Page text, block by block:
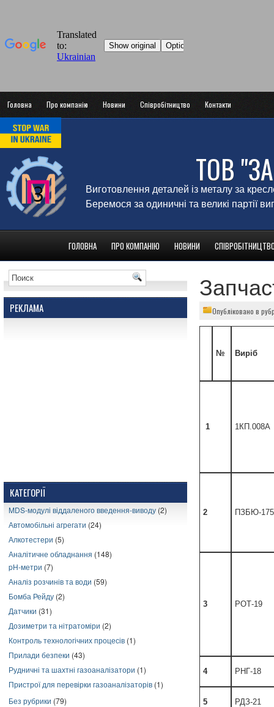
Головна Про компанію Новини Співробітництво Контакти
ТОВ
Виготовлення деталей із металу за
Беремося за одиничні та великі партії
ГОЛОВНА ПРО КОМПАНІЮ НОВИНИ
РЕКЛАМА
КАТЕГОРІЇ
MDS-модулі віддаленого введення-виводу (2)
Автомобільні агрегати (24)
Алкотестери (5)
Аналітичне обладнання (148)
pH-метри (7)
Аналіз розчинів та води (59)
Бомба Рейду (2)
Датчики (31)
Дозиметри та нітратоміри (2)
Контроль технологічних процесів (1)
Прилади безпеки (43)
Рудничні та шахтні газоаналізатори (1)
Пристрої для перевірки газоаналізаторів (1)
Без рубрики (79)
Опубліковано в
№ Виріб
1 1КП.008А
2 ПЗБЮ-175
3 РОТ-19
4 РНГ-18
5 РДЗ-21